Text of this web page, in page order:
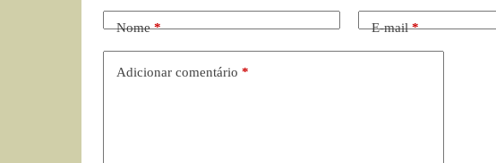
Nome* E-mail*
Adicionar comentário *